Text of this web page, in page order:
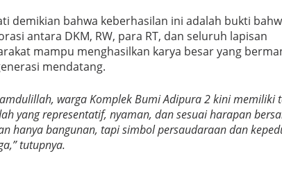
demikian bahwa keberhasilan ini adalah bukti
antara DKM, RW, para RT, dan seluruh lapisan
mampu menghasilkan karya besar yang
mendatang.
warga Komplek Bumi Adipura 2 kini memiliki
yang representatif, nyaman, dan sesuai harapan
hanya bangunan, tapi simbol persaudaraan dan
tutupnya.